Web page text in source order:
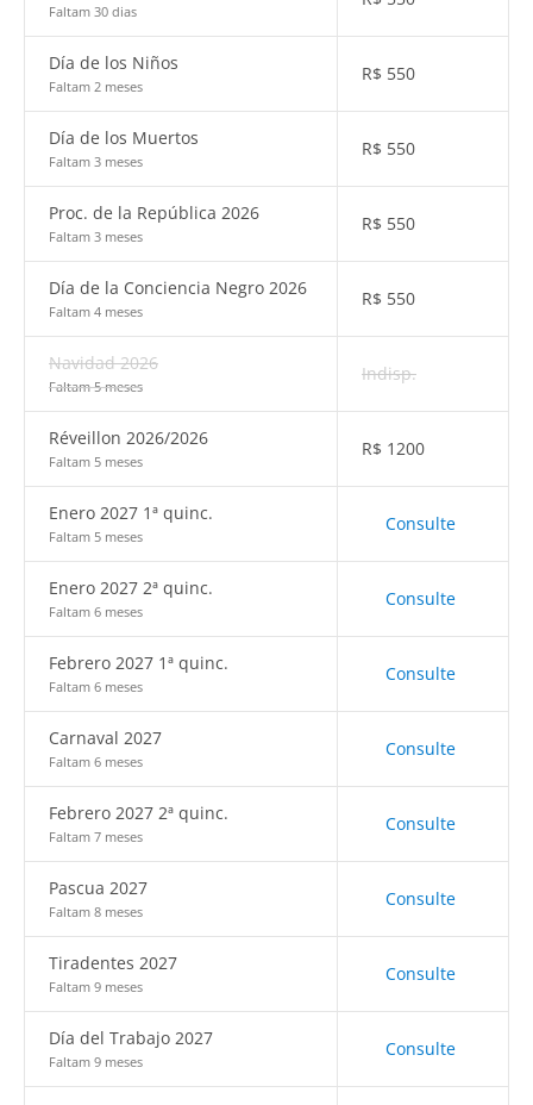
Faltam 30 dias
Día de los Niños
Faltam 2 meses
R$ 550
Día de los Muertos
Faltam 3 meses
R$ 550
Proc. de la República 2026
Faltam 3 meses
R$ 550
Día de la Conciencia Negro 2026
Faltam 4 meses
R$ 550
Navidad 2026
Faltam 5 meses
Indisp.
Réveillon 2026/2026
Faltam 5 meses
R$ 1200
Enero 2027 1ª quinc.
Faltam 5 meses
Consulte
Enero 2027 2ª quinc.
Faltam 6 meses
Consulte
Febrero 2027 1ª quinc.
Faltam 6 meses
Consulte
Carnaval 2027
Faltam 6 meses
Consulte
Febrero 2027 2ª quinc.
Faltam 7 meses
Consulte
Pascua 2027
Faltam 8 meses
Consulte
Tiradentes 2027
Faltam 9 meses
Consulte
Día del Trabajo 2027
Faltam 9 meses
Consulte